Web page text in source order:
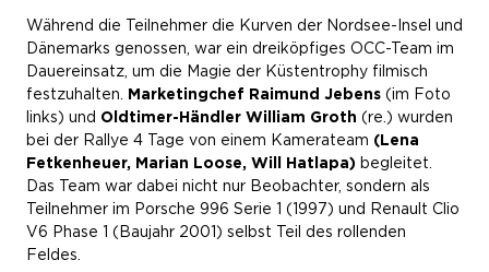
Während die Teilnehmer die Kurven der Nordsee-Insel und
Dänemarks genossen, war ein dreiköpfiges OCC-Team im
Dauereinsatz, um die Magie der Küstentrophy filmisch
festzuhalten. Marketingchef Raimund Jebens (im Foto
links) und Oldtimer-Händler William Groth (re.) wurden
bei der Rallye 4 Tage von einem Kamerateam (Lena
Fetkenheuer, Marian Loose, Will Hatlapa) begleitet.
Das Team war dabei nicht nur Beobachter, sondern als
Teilnehmer im Porsche 996 Serie 1 (1997) und Renault Clio
V6 Phase 1 (Baujahr 2001) selbst Teil des rollenden
Feldes.